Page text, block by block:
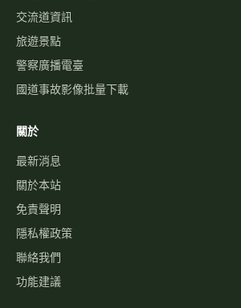
交流道資訊
旅遊景點
警察廣播電臺
國道事故影像批量下載
關於
最新消息
關於本站
免責聲明
隱私權政策
聯絡我們
功能建議